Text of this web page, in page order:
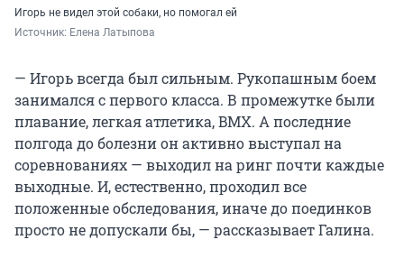
Игорь не видел этой собаки, но помогал ей
Источник: Елена Латыпова
— Игорь всегда был сильным. Рукопашным боем
занимался с первого класса. В промежутке были
плавание, легкая атлетика, BMX. А последние
полгода до болезни он активно выступал на
соревнованиях — выходил на ринг почти каждые
выходные. И, естественно, проходил все
положенные обследования, иначе до поединков
просто не допускали бы, — рассказывает Галина.